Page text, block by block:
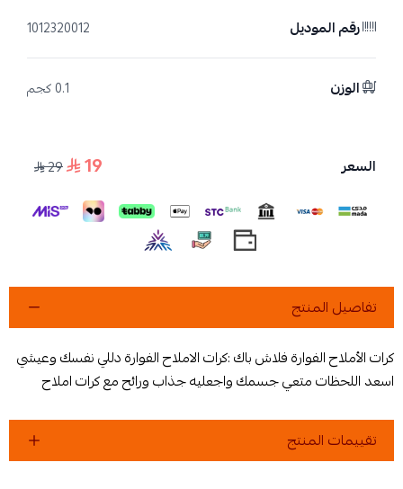
رقم الموديل 1012320012
الوزن 0.1 كجم
السعر 19
29
تفاصيل المنتج
كرات الأملاح الفوارة فلاش باك :كرات الاملاح الفوارة دللي نفسك وعيشي
اسعد اللحظات متعي جسمك واجعليه جذاب ورائح مع كرات املاح
تقييمات المنتج